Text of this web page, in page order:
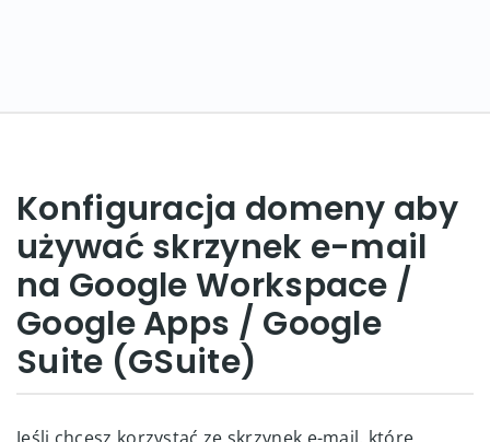
Konfiguracja domeny aby
używać skrzynek e-mail
na Google Workspace /
Google Apps / Google
Suite (GSuite)